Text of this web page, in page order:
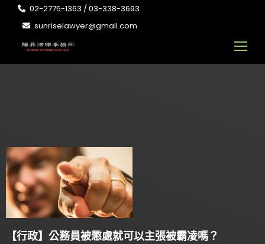
02-2775-1363 / 03-338-3693
sunriselawyer@gmail.com
【行政】公務員被懲處就可以主張被霸凌嗎？